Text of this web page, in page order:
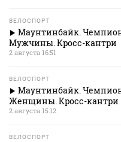
ВЕЛОСПОРТ
Маунтинбайк.
Мужчины. Кросс-кантри
2 августа 16:51
ВЕЛОСПОРТ
Маунтинбайк.
Женщины. Кросс-кантри
2 августа 15:12
ВЕЛОСПОРТ